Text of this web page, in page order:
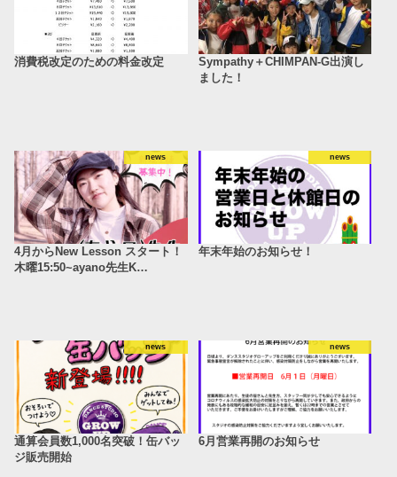
消費税改定のための料金改定
Sympathy＋CHIMPAN-G出演し
ました！
news
4月からNew Lesson スタート！
木曜15:50~ayano先生K…
news
年末年始のお知らせ！
news
通算会員数1,000名突破！缶バッ
ジ販売開始
news
6月営業再開のお知らせ